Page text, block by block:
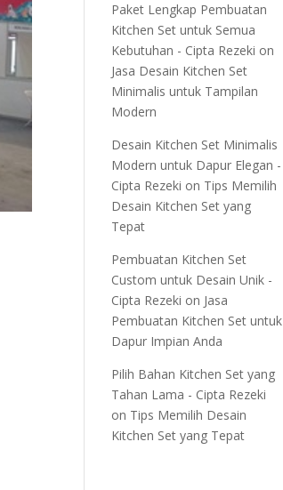
Paket Lengkap Pembuatan
Kitchen Set untuk Semua
Kebutuhan - Cipta Rezeki on
Jasa Desain Kitchen Set
Minimalis untuk Tampilan
Modern
Desain Kitchen Set Minimalis
Modern untuk Dapur Elegan -
Cipta Rezeki on Tips Memilih
Desain Kitchen Set yang
Tepat
Pembuatan Kitchen Set
Custom untuk Desain Unik -
Cipta Rezeki on Jasa
Pembuatan Kitchen Set untuk
Dapur Impian Anda
Pilih Bahan Kitchen Set yang
Tahan Lama - Cipta Rezeki
on Tips Memilih Desain
Kitchen Set yang Tepat